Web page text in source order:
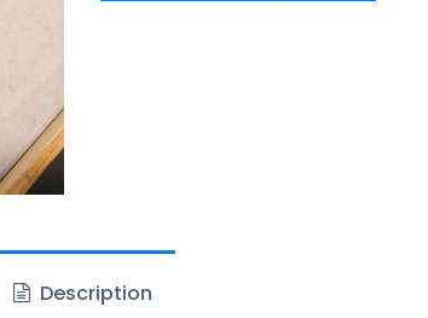
Description